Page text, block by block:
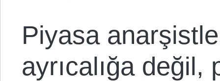
Piyasa
ayrıcalığa